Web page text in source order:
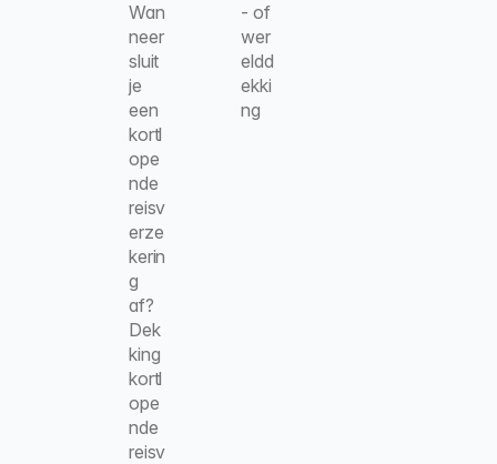
Wan
neer
sluit
je
een
kortl
ope
nde
reisv
erze
kerin
g
af?
Dek
king
kortl
ope
nde
reisv
- of
wer
eldd
ekki
ng